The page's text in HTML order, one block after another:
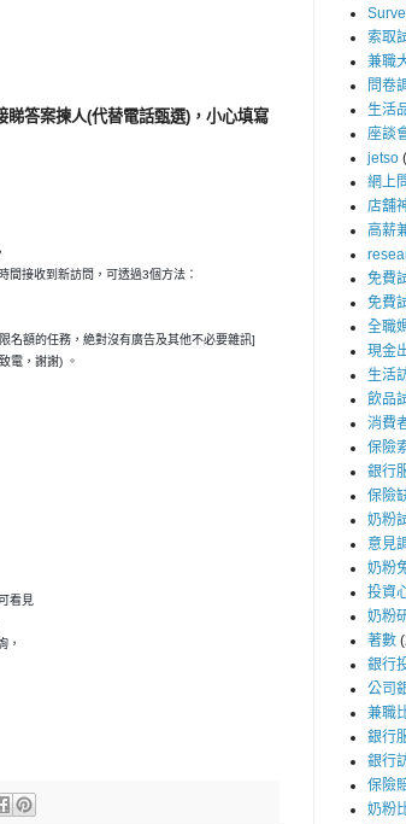
答案揀人(代替電話甄選)，小心填寫
間接收到新訪問，可透過3個方法：
名額的任務，絶對沒有廣告及其他不必要雜訊]
電，謝謝) 。
看見
，
索取
兼職
問卷
生活
座談
jetso
網上
店舖
高薪
免費
免費
全職
現金
生活
飲品
消費
保險
銀行
保險
奶粉
意見
奶粉
投資
奶粉
著數
銀行
公司
兼職
銀行
銀行
保險
奶粉